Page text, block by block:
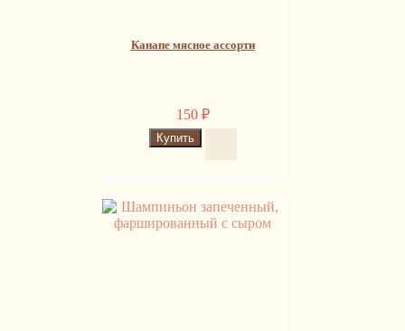
Канапе мясное ассорти
150 ₽